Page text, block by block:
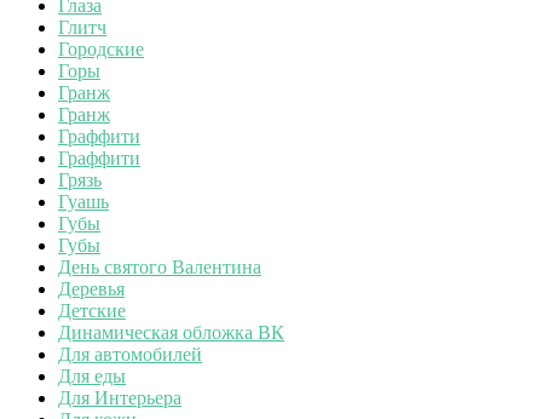
Глаза
Глитч
Городские
Горы
Гранж
Гранж
Граффити
Граффити
Грязь
Гуашь
Губы
Губы
День святого Валентина
Деревья
Детские
Динамическая обложка ВК
Для автомобилей
Для еды
Для Интерьера